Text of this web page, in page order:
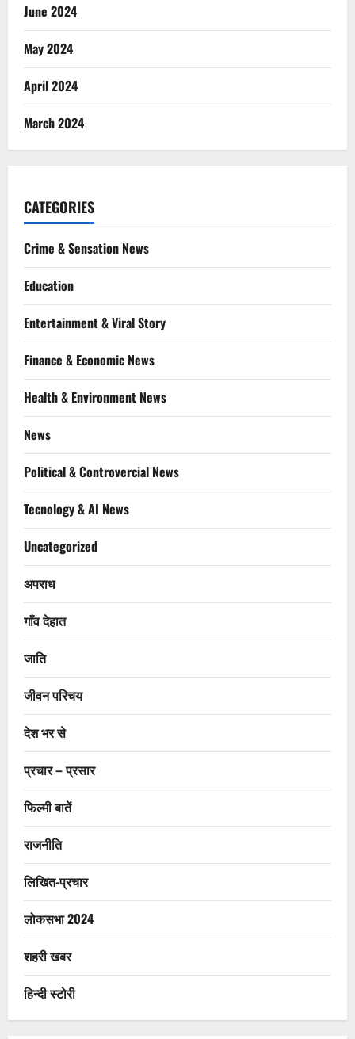
June 2024
May 2024
April 2024
March 2024
CATEGORIES
Crime & Sensation News
Education
Entertainment & Viral Story
Finance & Economic News
Health & Environment News
News
Political & Controvercial News
Tecnology & AI News
Uncategorized
अपराध
गाँव देहात
जाति
जीवन परिचय
देश भर से
प्रचार – प्रसार
फिल्मी बातें
राजनीति
लिखित-प्रचार
लोकसभा 2024
शहरी खबर
हिन्दी स्टोरी